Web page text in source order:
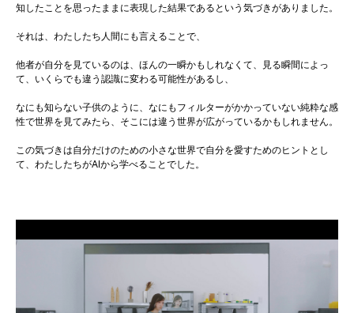
知したことを思ったままに表現した結果であるという気づきがありました。
それは、わたしたち人間にも言えることで、
他者が自分を見ているのは、ほんの一瞬かもしれなくて、見る瞬間によっ
て、いくらでも違う認識に変わる可能性があるし、
なにも知らない子供のように、なにもフィルターがかかっていない純粋な感
性で世界を見てみたら、そこには違う世界が広がっているかもしれません。
この気づきは自分だけのための小さな世界で自分を愛すためのヒントとし
て、わたしたちがAIから学べることでした。